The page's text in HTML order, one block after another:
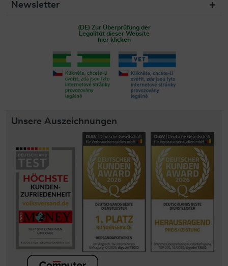
Newsletter
(DE) Zur Überprüfung der
Legalität dieser Website
hier klicken
Unsere Auszeichnungen